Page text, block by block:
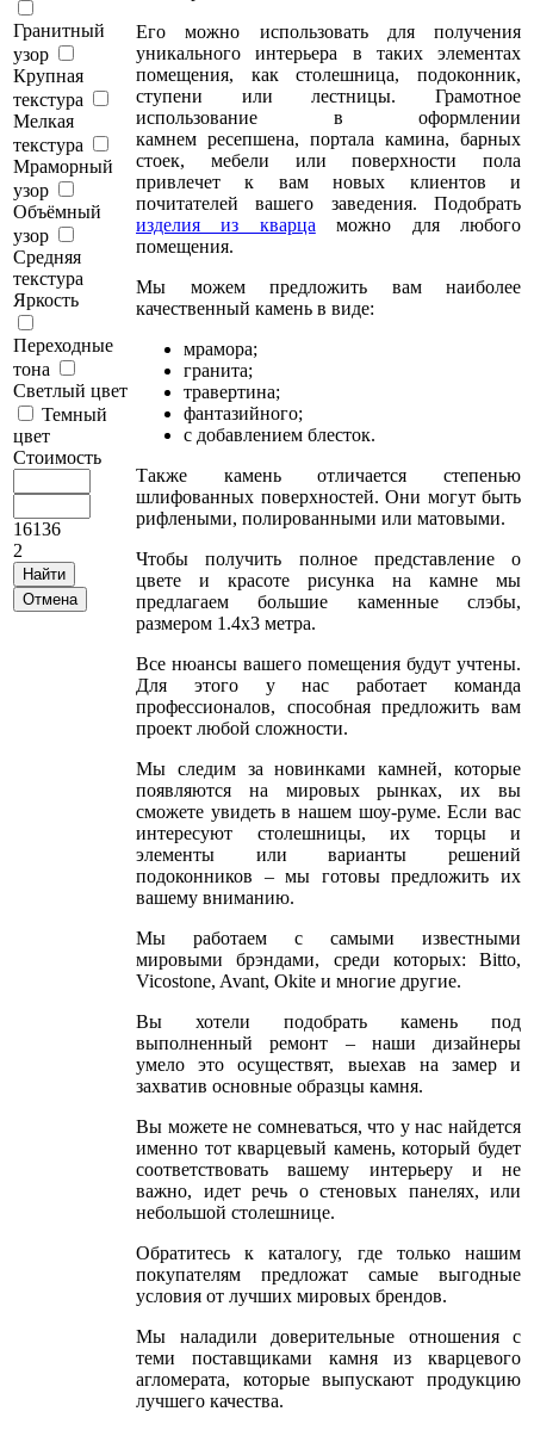
Гранитный
узор
Крупная
текстура
Мелкая
текстура
Мраморный
узор
Объёмный
узор
Средняя
текстура
Яркость
Переходные
тона
Светлый цвет
Темный
цвет
Стоимость
16136
2
Его можно использовать для получения
уникального интерьера в таких элементах
помещения, как столешница, подоконник,
ступени или лестницы. Грамотное
использование в оформлении
камнем ресепшена, портала камина, барных
стоек, мебели или поверхности пола
привлечет к вам новых клиентов и
почитателей вашего заведения. Подобрать
изделия из кварцаможно для любого
помещения.
Мы можем предложить вам наиболее
качественный камень в виде:
мрамора;
гранита;
травертина;
фантазийного;
с добавлением блесток.
Также камень отличается степенью
шлифованных поверхностей. Они могут быть
рифлеными, полированными или матовыми.
Чтобы получить полное представление о
цвете и красоте рисунка на камне мы
предлагаем большие каменные слэбы,
размером 1.4х3 метра.
Все нюансы вашего помещения будут учтены.
Для этого у нас работает команда
профессионалов, способная предложить вам
проект любой сложности.
Мы следим за новинками камней, которые
появляются на мировых рынках, их вы
сможете увидеть в нашем шоу-руме. Если вас
интересуют столешницы, их торцы и
элементы или варианты решений
подоконников – мы готовы предложить их
вашему вниманию.
Мы работаем с самыми известными
мировыми брэндами, среди которых: Bitto,
Vicostone, Avant, Okite и многие другие.
Вы хотели подобрать камень под
выполненный ремонт – наши дизайнеры
умело это осуществят, выехав на замер и
захватив основные образцы камня.
Вы можете не сомневаться, что у нас найдется
именно тот кварцевый камень, который будет
соответствовать вашему интерьеру и не
важно, идет речь о стеновых панелях, или
небольшой столешнице.
Обратитесь к каталогу, где только нашим
покупателям предложат самые выгодные
условия от лучших мировых брендов.
Мы наладили доверительные отношения с
теми поставщиками камня из кварцевого
агломерата, которые выпускают продукцию
лучшего качества.